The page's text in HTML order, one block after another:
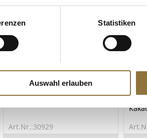
Statistiken
Auswahl erlauben
LEBENSMITTELKENNZEICHNUNGEN
Schale fermentiert, 1 kg
Art.Nr.:30929